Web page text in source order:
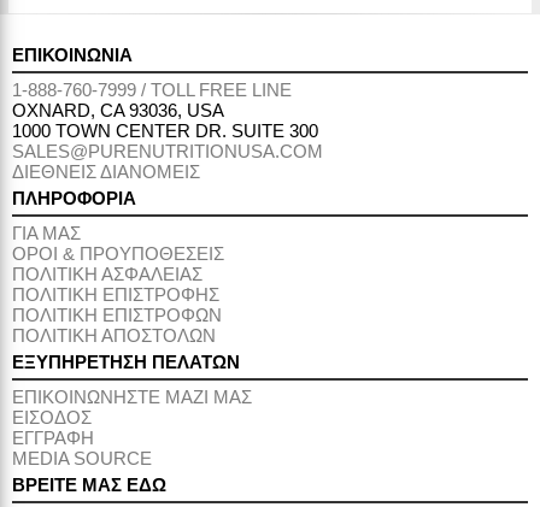
ΕΠΙΚΟΙΝΩΝΙΑ
1-888-760-7999 / TOLL FREE LINE
OXNARD, CA 93036, USA
1000 TOWN CENTER DR. SUITE 300
SALES@PURENUTRITIONUSA.COM
ΔΙΕΘΝΕΙΣ ΔΙΑΝΟΜΕΙΣ
ΠΛΗΡΟΦΟΡΙΑ
ΓΙΑ ΜΑΣ
ΟΡΟΙ & ΠΡΟΥΠΟΘΕΣΕΙΣ
ΠΟΛΙΤΙΚΗ ΑΣΦΑΛΕΙΑΣ
ΠΟΛΙΤΙΚΗ ΕΠΙΣΤΡΟΦΗΣ
ΠΟΛΙΤΙΚΗ ΕΠΙΣΤΡΟΦΩΝ
ΠΟΛΙΤΙΚΗ ΑΠΟΣΤΟΛΩΝ
ΕΞΥΠΗΡΕΤΗΣΗ ΠΕΛΑΤΩΝ
ΕΠΙΚΟΙΝΩΝΗΣΤΕ ΜΑΖΙ ΜΑΣ
ΕΙΣΟΔΟΣ
ΕΓΓΡΑΦΗ
MEDIA SOURCE
ΒΡΕΙΤΕ ΜΑΣ ΕΔΩ